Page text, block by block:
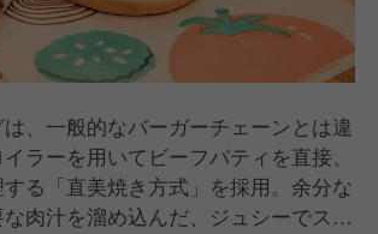
、一般的なバーガーチェーンとは違
ラーを用いてビーフパティを直接、
る「直美焼き方式」を採用。余分な
肉汁を溜め込んだ、ジュシーでスモ